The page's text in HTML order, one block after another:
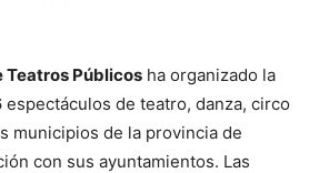
Teatros Públicos ha organizado la
de teatro, danza, circo
municipios de la provincia de
con sus ayuntamientos. Las